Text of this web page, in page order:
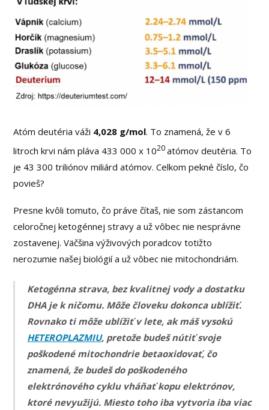
Atóm deutéria váži 4,028 g/mol. To znamená, že v 6
litroch krvi nám pláva 433 000 x 1020 atómov deutéria. To
je 43 300 triliónov miliárd atómov. Celkom pekné číslo, čo
povieš?
Presne kvôli tomuto, čo práve čítaš, nie som zástancom
celoročnej ketogénnej stravy a už vôbec nie nesprávne
zostavenej. Väčšina výživových poradcov totižto
nerozumie našej biológií a už vôbec nie mitochondriám.
Ketogénna strava, bez kvalitnej vody a dostatku
DHA je k ničomu. Môže človeku dokonca ublížiť.
Rovnako ti môže ublížiť v lete, ak máš vysokú
HETEROPLAZMIU, pretože budeš nútiť svoje
poškodené mitochondrie betaoxidovať, čo
znamená, že budeš do poškodeného
elektrónového cyklu vháňať kopu elektrónov,
ktoré nevyužijú. Miesto toho iba vytvoria iba viac